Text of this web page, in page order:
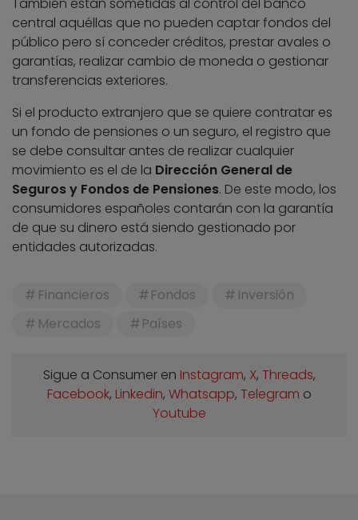
También están sometidas al control del banco
central aquéllas que no pueden captar fondos del
público pero sí conceder créditos, prestar avales o
garantías, realizar cambio de moneda o gestionar
transferencias exteriores.
Si el producto extranjero que se quiere contratar es
un fondo de pensiones o un seguro, el registro que
se debe consultar antes de realizar cualquier
movimiento es el de la Dirección General de
Seguros y Fondos de Pensiones. De este modo, los
consumidores españoles contarán con la garantía
de que su dinero está siendo gestionado por
entidades autorizadas.
Financieros Fondos
Inversión
Mercados
Países
Sigue a Consumer en Instagram, X, Threads,
Facebook, Linkedin, Whatsapp, Telegram o
Youtube